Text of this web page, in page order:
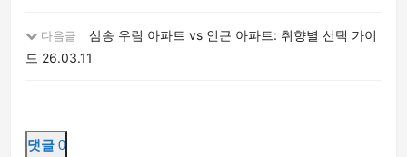
다음글
삼송 우림 아파트 vs 인근 아파트: 취향별 선택 가이
드 26.03.11
댓글 0